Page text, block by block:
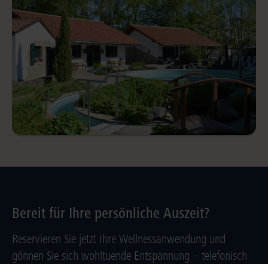
Bereit für Ihre persönliche Auszeit?
Reservieren Sie jetzt Ihre Wellnessanwendung und
gönnen Sie sich wohltuende Entspannung – telefonisch